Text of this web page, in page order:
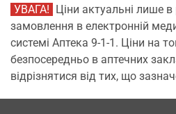
УВАГА! Ціни актуальні лише
замовлення в електронній
системі Аптека 9-1-1. Ціни на
безпосередньо в аптечних
відрізнятися від тих, що